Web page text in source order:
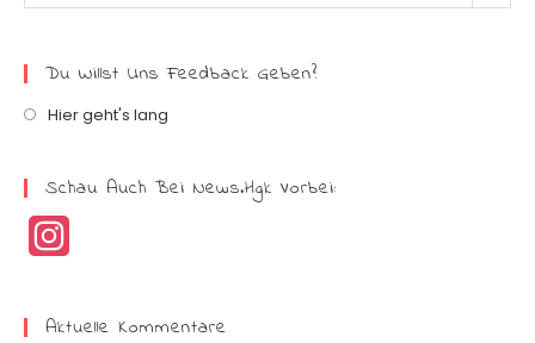
Du Willst Uns Feedback Geben?
Hier geht's lang
Schau Auch Bei News.hgk Vorbei:
Aktuelle Kommentare